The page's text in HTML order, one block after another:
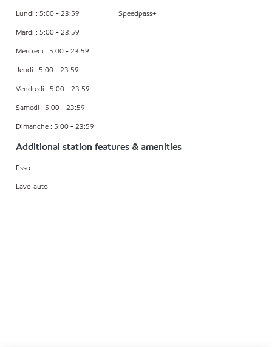
Lundi : 5:00 - 23:59
Mardi : 5:00 - 23:59
Mercredi : 5:00 - 23:59
Jeudi : 5:00 - 23:59
Vendredi : 5:00 - 23:59
Samedi : 5:00 - 23:59
Dimanche : 5:00 - 23:59
Speedpass+
Additional station features & amenities
Esso
Lave-auto